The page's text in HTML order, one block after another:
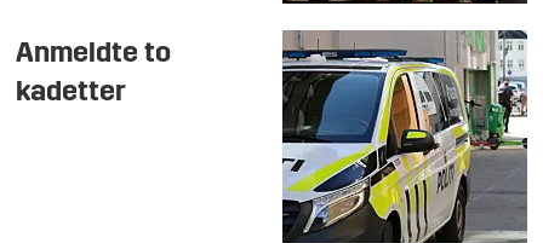
Anmeldte to
kadetter